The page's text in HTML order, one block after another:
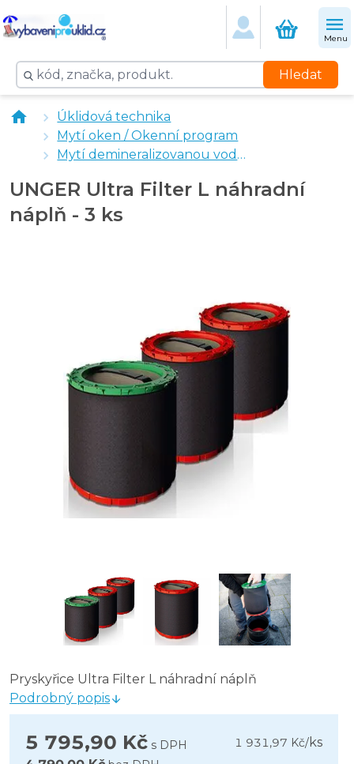
Menu
Hledat
UNGER HiFlo mytí oken demineralizovanou vodou
Úklidová technika
Mytí oken / Okenní program
Mytí demineralizovanou vodou
UNGER Ultra Filter L náhradní
náplň - 3 ks
Pryskyřice Ultra Filter L náhradní náplň
Podrobný popis
5 795,90 Kč s DPH 1 931,97 Kč/ks